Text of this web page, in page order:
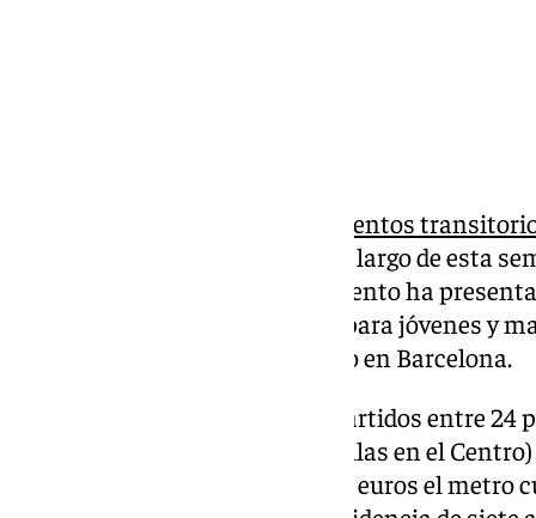
Vivienda y minipisos -o alojamientos
más han sonado en Málaga a lo largo de esta
Gobierno del PP en el Ayuntamiento ha
«vivienda de alquiler asequible para jóvenes y
denominación que se la ha dado en Barcelona.
Se trata de 1.700 minipisos repartidos entre 24
ciudad de Málaga (ninguna de ellas en el
«transitoria» a un precio de diez euros el metro